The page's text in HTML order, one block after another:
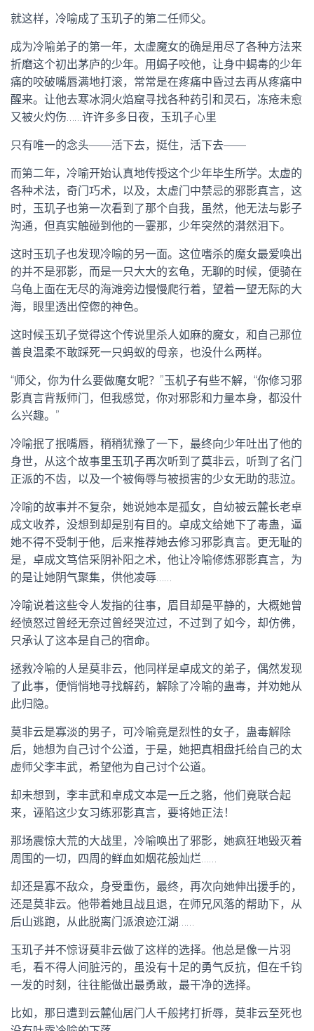
就这样，冷喻成了玉玑子的第二任师父。
成为冷喻弟子的第一年，太虚魔女的确是用尽了各种方法来
折磨这个初出茅庐的少年。用蝎子咬他，让身中蝎毒的少年
痛的咬破嘴唇满地打滚，常常是在疼痛中昏过去再从疼痛中
醒来。让他去寒冰洞火焰窟寻找各种药引和灵石，冻疮未愈
又被火灼伤……许许多多日夜，玉玑子心里
只有唯一的念头——活下去，挺住，活下去——
而第二年，冷喻开始认真地传授这个少年毕生所学。太虚的
各种术法，奇门巧术，以及，太虚门中禁忌的邪影真言，这
时，玉玑子也第一次看到了那个自我，虽然，他无法与影子
沟通，但真实触碰到他的一霎那，少年突然的潸然泪下。
这时玉玑子也发现冷喻的另一面。这位嗜杀的魔女最爱唤出
的并不是邪影，而是一只大大的玄龟，无聊的时候，便骑在
乌龟上面在无尽的海滩旁边慢慢爬行着，望着一望无际的大
海，眼里透出倥偬的神色。
这时候玉玑子觉得这个传说里杀人如麻的魔女，和自己那位
善良温柔不敢踩死一只蚂蚁的母亲，也没什么两样。
“师父，你为什么要做魔女呢？”玉机子有些不解，“你修习邪
影真言背叛师门，但我感觉，你对邪影和力量本身，都没什
么兴趣。”
冷喻抿了抿嘴唇，稍稍犹豫了一下，最终向少年吐出了他的
身世，从这个故事里玉玑子再次听到了莫非云，听到了名门
正派的不齿，以及一个被侮辱与被损害的少女无助的悲泣。
冷喻的故事并不复杂，她说她本是孤女，自幼被云麓长老卓
成文收养，没想到却是别有目的。卓成文给她下了毒蛊，逼
她不得不受制于他，后来推荐她去修习邪影真言。更无耻的
是，卓成文笃信采阴补阳之术，他让冷喻修炼邪影真言，为
的是让她阴气聚集，供他凌辱……
冷喻说着这些令人发指的往事，眉目却是平静的，大概她曾
经愤怒过曾经无奈过曾经哭泣过，不过到了如今，却仿佛，
只承认了这本是自己的宿命。
拯救冷喻的人是莫非云，他同样是卓成文的弟子，偶然发现
了此事，便悄悄地寻找解药，解除了冷喻的蛊毒，并劝她从
此归隐。
莫非云是寡淡的男子，可冷喻竟是烈性的女子，蛊毒解除
后，她想为自己讨个公道，于是，她把真相盘托给自己的太
虚师父李丰武，希望他为自己讨个公道。
却未想到，李丰武和卓成文本是一丘之貉，他们竟联合起
来，诬陷这少女习练邪影真言，要将她正法！
那场震惊大荒的大战里，冷喻唤出了邪影，她疯狂地毁灭着
周围的一切，四周的鲜血如烟花般灿烂……
却还是寡不敌众，身受重伤，最终，再次向她伸出援手的，
还是莫非云。他带着她且战且退，在师兄风落的帮助下，从
后山逃跑，从此脱离门派浪迹江湖……
玉玑子并不惊讶莫非云做了这样的选择。他总是像一片羽
毛，看不得人间脏污的，虽没有十足的勇气反抗，但在千钧
一发的时刻，往往能做出最勇敢，最干净的选择。
比如，那日遭到云麓仙居门人千般拷打折辱，莫非云至死也